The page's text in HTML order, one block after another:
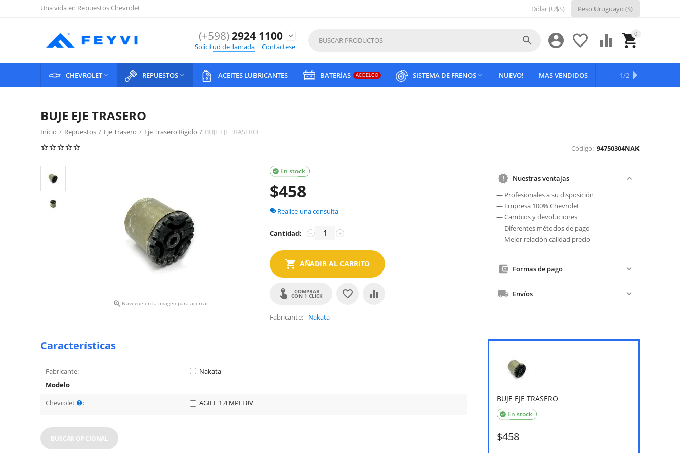
Una vida en Repuestos Chevrolet Dólar (U$S) Peso Uruguayo ($)
(+598)2924 1100
expand_more
Solicitud de llamada
Contáctese
0

 


CHEVROLET REPUESTOS  ACEITES LUBRICANTES BATERÍAS ACDELCO SISTEMA DE FRENOS  NUEVO! MAS VENDIDOS OFERTAS
1/2
BUJE EJE TRASERO
Inicio / Repuestos / Eje Trasero / Eje Trasero Rigido / BUJE EJE TRASERO
Código: 94750304NAK
 Navegue en la imagen para acercar
En stock

$458
Realice una consulta
Cantidad: +
−
AÑADIR AL CARRITO
COMPRAR
CON 1 CLICK
Fabricante Nakata
Nuestras ventajas
— Profesionales a su disposición
— Empresa 100% Chevrolet
— Cambios y devoluciones
— Diferentes métodos de pago
— Mejor relación calidad precio
Formas de pago
Envíos
BUJE EJE TRASERO
En stock

$458
Características
Fabricante:
Nakata
Modelo
Chevrolet
: AGILE 1.4 MPFI 8V
BUSCAR OPCIONAL